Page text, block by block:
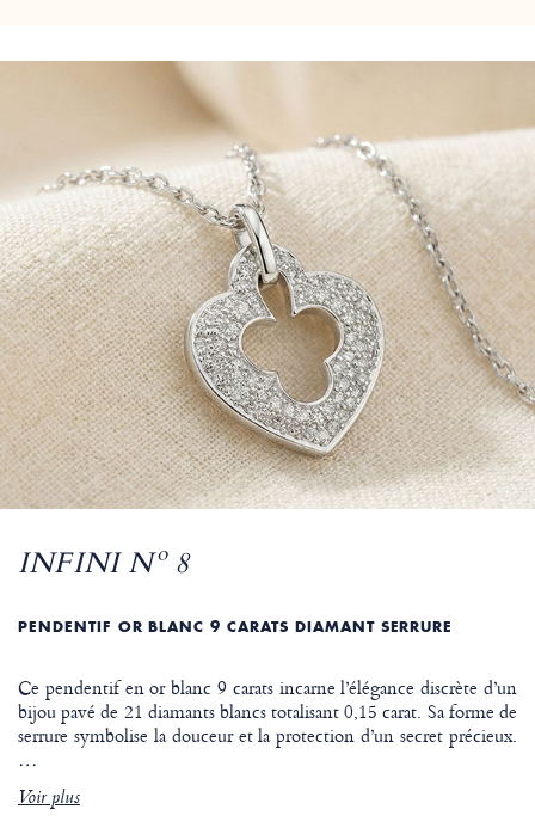
INFINI Nº 8
PENDENTIF OR BLANC 9 CARATS DIAMANT SERRURE
Ce pendentif en or blanc 9 carats incarne l’élégance discrète d’un
bijou pavé de 21 diamants blancs totalisant 0,15 carat. Sa forme de
serrure symbolise la douceur et la protection d’un secret précieux.
…
Voir plus